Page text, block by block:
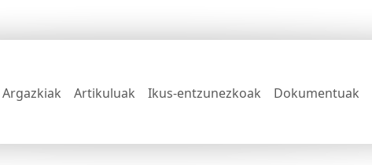
Argazkiak Artikuluak Ikus-entzunezkoak Dokumentuak